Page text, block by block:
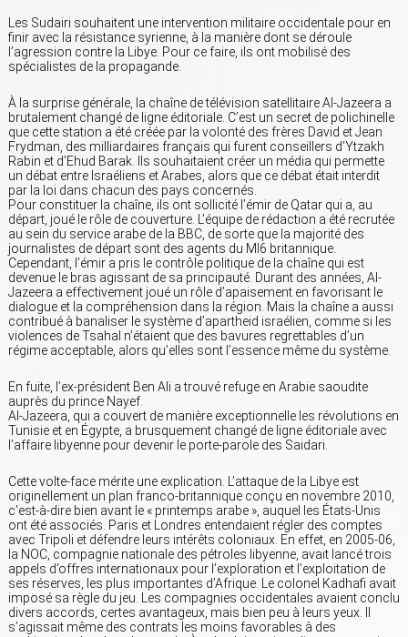
Les Sudairi souhaitent une intervention militaire occidentale pour en
finir avec la résistance syrienne, à la manière dont se déroule
l’agression contre la Libye. Pour ce faire, ils ont mobilisé des
spécialistes de la propagande.
À la surprise générale, la chaîne de télévision satellitaire Al-Jazeera a
brutalement changé de ligne éditoriale. C’est un secret de polichinelle
que cette station a été créée par la volonté des frères David et Jean
Frydman, des milliardaires français qui furent conseillers d’Ytzakh
Rabin et d’Ehud Barak. Ils souhaitaient créer un média qui permette
un débat entre Israéliens et Arabes, alors que ce débat était interdit
par la loi dans chacun des pays concernés.
Pour constituer la chaîne, ils ont sollicité l’émir de Qatar qui a, au
départ, joué le rôle de couverture. L’équipe de rédaction a été recrutée
au sein du service arabe de la BBC, de sorte que la majorité des
journalistes de départ sont des agents du MI6 britannique.
Cependant, l’émir a pris le contrôle politique de la chaîne qui est
devenue le bras agissant de sa principauté. Durant des années, Al-
Jazeera a effectivement joué un rôle d’apaisement en favorisant le
dialogue et la compréhension dans la région. Mais la chaîne a aussi
contribué à banaliser le système d’apartheid israélien, comme si les
violences de Tsahal n’étaient que des bavures regrettables d’un
régime acceptable, alors qu’elles sont l’essence même du système.
En fuite, l’ex-président Ben Ali a trouvé refuge en Arabie saoudite
auprès du prince Nayef.
Al-Jazeera, qui a couvert de manière exceptionnelle les révolutions en
Tunisie et en Égypte, a brusquement changé de ligne éditoriale avec
l’affaire libyenne pour devenir le porte-parole des Saidari.
Cette volte-face mérite une explication. L’attaque de la Libye est
originellement un plan franco-britannique conçu en novembre 2010,
c’est-à-dire bien avant le « printemps arabe », auquel les États-Unis
ont été associés. Paris et Londres entendaient régler des comptes
avec Tripoli et défendre leurs intérêts coloniaux. En effet, en 2005-06,
la NOC, compagnie nationale des pétroles libyenne, avait lancé trois
appels d’offres internationaux pour l’exploration et l’exploitation de
ses réserves, les plus importantes d’Afrique. Le colonel Kadhafi avait
imposé sa règle du jeu. Les compagnies occidentales avaient conclu
divers accords, certes avantageux, mais bien peu à leurs yeux. Il
s’agissait même des contrats les moins favorables à des